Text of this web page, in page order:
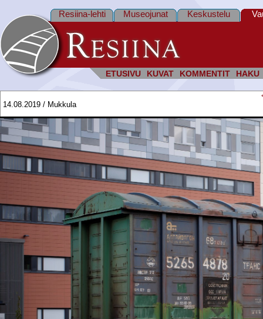
ETUSIVU KUVAT KOMMENTIT HAKU
Resiina-lehti Museojunat Keskustelu
14.08.2019 / Mukkula